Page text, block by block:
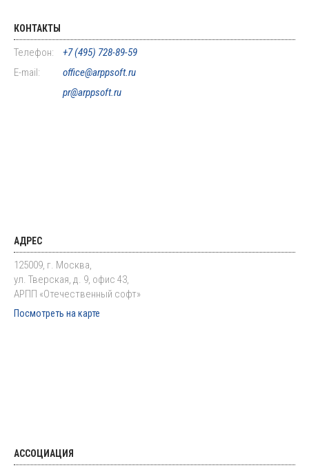
КОНТАКТЫ
Телефон:
+7 (495) 728-89-59
E-mail:
office@arppsoft.ru
pr@arppsoft.ru
АДРЕС
125009, г. Москва,
ул. Тверская, д. 9, офис 43,
АРПП «Отечественный софт»
Посмотреть на карте
АССОЦИАЦИЯ